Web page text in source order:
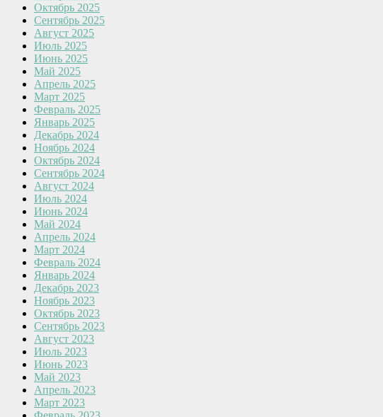
Октябрь 2025
Сентябрь 2025
Август 2025
Июль 2025
Июнь 2025
Май 2025
Апрель 2025
Март 2025
Февраль 2025
Январь 2025
Декабрь 2024
Ноябрь 2024
Октябрь 2024
Сентябрь 2024
Август 2024
Июль 2024
Июнь 2024
Май 2024
Апрель 2024
Март 2024
Февраль 2024
Январь 2024
Декабрь 2023
Ноябрь 2023
Октябрь 2023
Сентябрь 2023
Август 2023
Июль 2023
Июнь 2023
Май 2023
Апрель 2023
Март 2023